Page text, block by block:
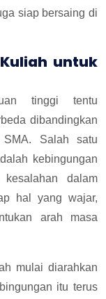
siap bersaing di
untuk
tinggi tentu
dibandingkan
Salah satu
kebingungan
dalam
hal yang wajar,
arah masa
mulai diarahkan
itu terus